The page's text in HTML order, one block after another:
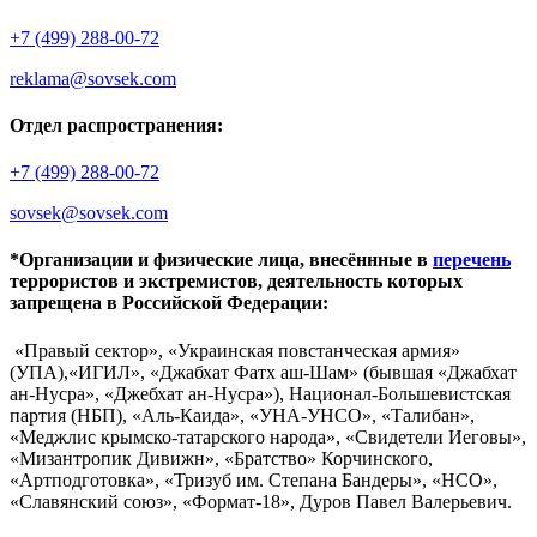
+7 (499) 288-00-72
reklama@sovsek.com
Отдел распространения:
+7 (499) 288-00-72
sovsek@sovsek.com
*Организации и физические лица, внесённные в перечень
террористов и экстремистов, деятельность которых
запрещена в Российской Федерации:
«Правый сектор», «Украинская повстанческая армия»
(УПА),«ИГИЛ», «Джабхат Фатх аш-Шам» (бывшая «Джабхат
ан-Нусра», «Джебхат ан-Нусра»), Национал-Большевистская
партия (НБП), «Аль-Каида», «УНА-УНСО», «Талибан»,
«Меджлис крымско-татарского народа», «Свидетели Иеговы»,
«Мизантропик Дивижн», «Братство» Корчинского,
«Артподготовка», «Тризуб им. Степана Бандеры», «НСО»,
«Славянский союз», «Формат-18», Дуров Павел Валерьевич.